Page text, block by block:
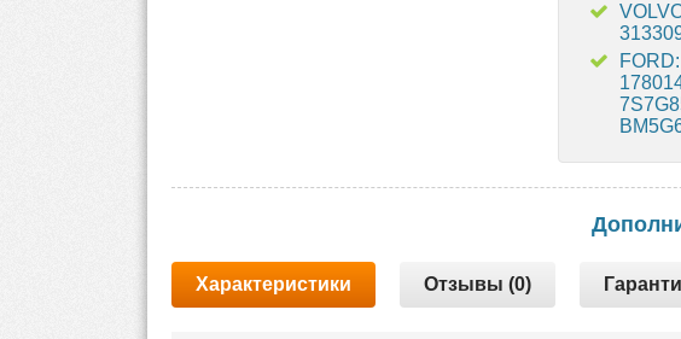
Характеристики Отзывы (0)